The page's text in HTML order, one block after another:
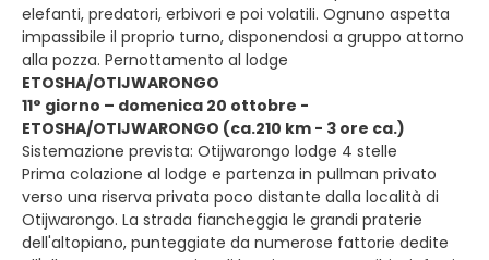
elefanti, predatori, erbivori e poi volatili. Ognuno aspetta
impassibile il proprio turno, disponendosi a gruppo attorno
alla pozza. Pernottamento al lodge
ETOSHA/OTIJWARONGO
11° giorno – domenica 20 ottobre -
ETOSHA/OTIJWARONGO (ca.210 km - 3 ore ca.)
Sistemazione prevista: Otijwarongo lodge 4 stelle
Prima colazione al lodge e partenza in pullman privato
verso una riserva privata poco distante dalla località di
Otijwarongo. La strada fiancheggia le grandi praterie
dell'altopiano, punteggiate da numerose fattorie dedite